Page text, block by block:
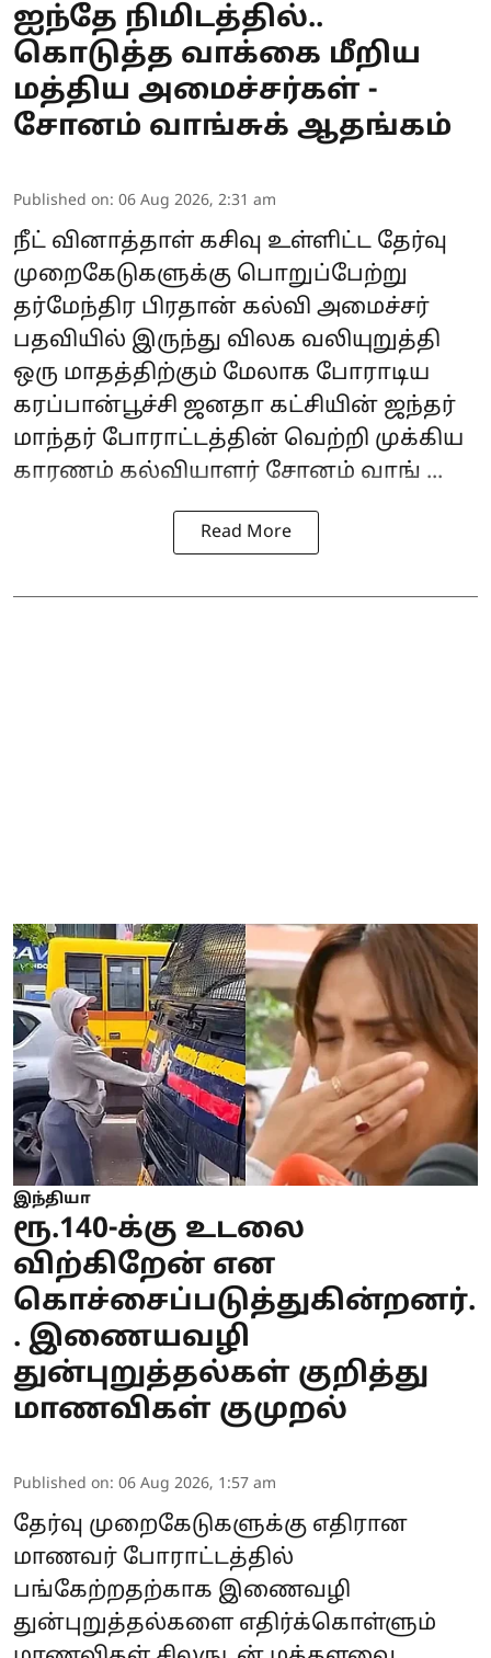
ஐந்தே நிமிடத்தில்..
கொடுத்த வாக்கை மீறிய
மத்திய அமைச்சர்கள் -
சோனம் வாங்சுக் ஆதங்கம்
Published on: 06 Aug 2026, 2:31 am
நீட் வினாத்தாள் கசிவு உள்ளிட்ட தேர்வு
முறைகேடுகளுக்கு பொறுப்பேற்று
தர்மேந்திர பிரதான் கல்வி அமைச்சர்
பதவியில் இருந்து விலக வலியுறுத்தி
ஒரு மாதத்திற்கும் மேலாக போராடிய
கரப்பான்பூச்சி ஜனதா கட்சியின் ஜந்தர்
மாந்தர் போராட்டத்தின் வெற்றி முக்கிய
காரணம் கல்வியாளர் சோனம் வாங் ...
Read More
இந்தியா
ரூ.140-க்கு உடலை
விற்கிறேன் என
கொச்சைப்படுத்துகின்றனர்.
. இணையவழி
துன்புறுத்தல்கள் குறித்து
மாணவிகள் குமுறல்
Published on: 06 Aug 2026, 1:57 am
தேர்வு முறைகேடுகளுக்கு எதிரான
மாணவர் போராட்டத்தில்
பங்கேற்றதற்காக இணைவழி
துன்புறுத்தல்களை எதிர்க்கொள்ளும்